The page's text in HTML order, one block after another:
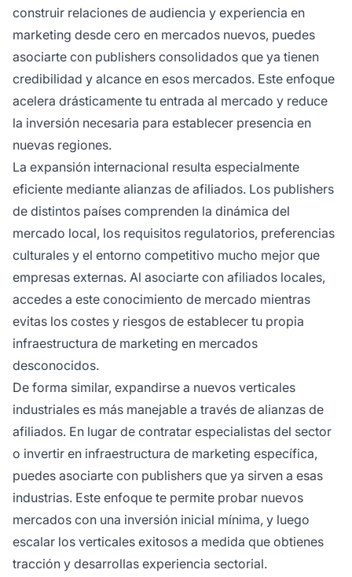
construir relaciones de audiencia y experiencia en
marketing desde cero en mercados nuevos, puedes
asociarte con publishers consolidados que ya tienen
credibilidad y alcance en esos mercados. Este enfoque
acelera drásticamente tu entrada al mercado y reduce
la inversión necesaria para establecer presencia en
nuevas regiones.
La expansión internacional resulta especialmente
eficiente mediante alianzas de afiliados. Los publishers
de distintos países comprenden la dinámica del
mercado local, los requisitos regulatorios, preferencias
culturales y el entorno competitivo mucho mejor que
empresas externas. Al asociarte con afiliados locales,
accedes a este conocimiento de mercado mientras
evitas los costes y riesgos de establecer tu propia
infraestructura de marketing en mercados
desconocidos.
De forma similar, expandirse a nuevos verticales
industriales es más manejable a través de alianzas de
afiliados. En lugar de contratar especialistas del sector
o invertir en infraestructura de marketing específica,
puedes asociarte con publishers que ya sirven a esas
industrias. Este enfoque te permite probar nuevos
mercados con una inversión inicial mínima, y luego
escalar los verticales exitosos a medida que obtienes
tracción y desarrollas experiencia sectorial.